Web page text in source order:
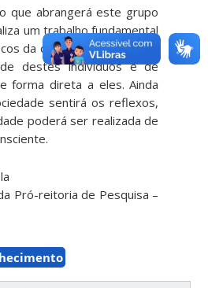
que abrangerá este grupo
um trabalho fundamental
da dengue. Sendo assim,
destes indivíduos é de
forma direta a eles. Ainda
sentirá os reflexos,
poderá ser realizada de
Pró-reitoria de Pesquisa –